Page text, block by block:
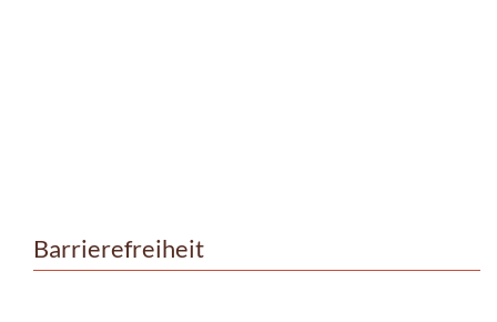
Barrierefreiheit